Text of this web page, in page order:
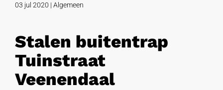
03 jul 2020 | Algemeen
Stalen buitentrap
Tuinstraat
Veenendaal